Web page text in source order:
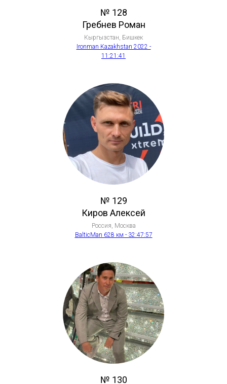
№ 128
Гребнев Роман
Кыргызстан, Бишкек
Ironman Kazakhstan 2022 -
11:21:41
№ 129
Киров Алексей
Россия, Москва
BalticMan 628 км - 32:47:57
№ 130